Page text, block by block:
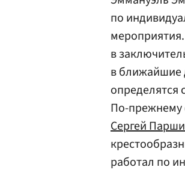
по
в
в ближайшие
определятся
По-прежнему
Сергей
работал по